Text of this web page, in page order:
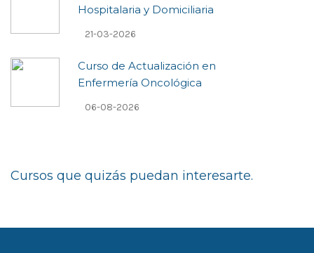
Hospitalaria y Domiciliaria
21-03-2026
Curso de Actualización en
Enfermería Oncológica
06-08-2026
Cursos que quizás puedan interesarte.